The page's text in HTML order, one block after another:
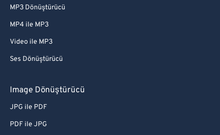
MP3 Dönüştürücü
MP4 ile MP3
Video ile MP3
Ses Dönüştürücü
Image Dönüştürücü
JPG ile PDF
PDF ile JPG